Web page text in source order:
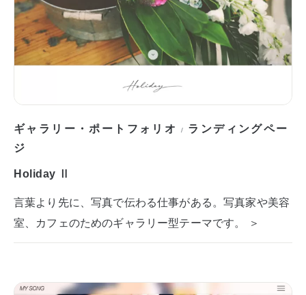
ギャラリー・ポートフォリオ / ランディングペー
ジ
Holiday Ⅱ
言葉より先に、写真で伝わる仕事がある。写真家や美容
室、カフェのためのギャラリー型テーマです。 ＞